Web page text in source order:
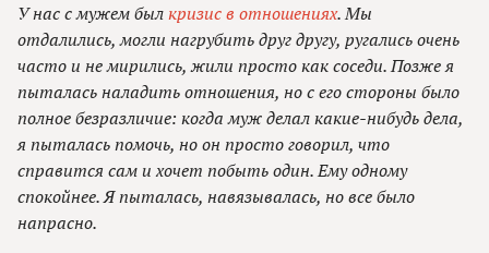
У нас с мужем былкризис в отношениях. Мы
отдалились, могли нагрубить друг другу, ругались очень
часто и не мирились, жили просто как соседи. Позже я
пыталась наладить отношения, но с его стороны было
полное безразличие: когда муж делал какие-нибудь дела,
я пыталась помочь, но он просто говорил, что
справится сам и хочет побыть один. Ему одному
спокойнее. Я пыталась, навязывалась, но все было
напрасно.